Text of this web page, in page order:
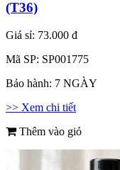
(T36)
Giá sỉ: 73.000 đ
Mã SP: SP001775
Bảo hành: 7 NGÀY
>> Xem chi tiết
Thêm vào giỏ